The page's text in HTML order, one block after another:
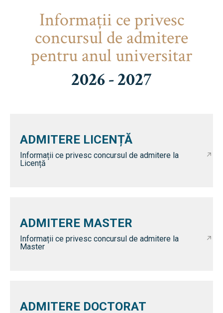
Informaţii ce privesc
concursul de admitere
pentru anul universitar
2026 - 2027
ADMITERE LICENȚĂ
Informații ce privesc concursul de admitere la
Licență
ADMITERE MASTER
Informații ce privesc concursul de admitere la
Master
ADMITERE DOCTORAT